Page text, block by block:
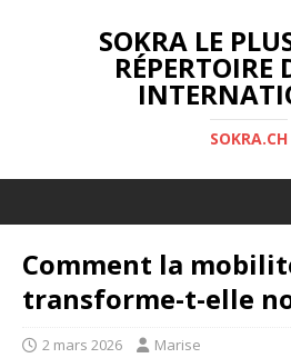
SOKRA LE
RÉPERTOIRE
SOKRA.CH
Comment la
transforme-t-elle
2 mars 2026 Marise